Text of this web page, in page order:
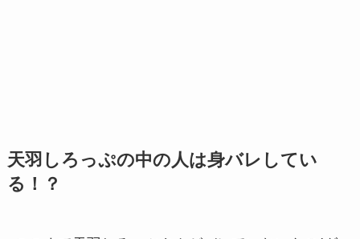
天羽しろっぷの中の人は身バレしてい
る！？